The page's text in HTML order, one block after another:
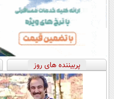
پربیننده های روز